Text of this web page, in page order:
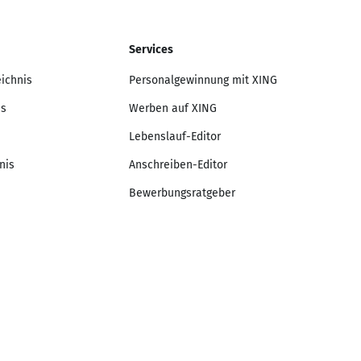
Services
Personalgewinnung mit XING
Werben auf XING
Lebenslauf-Editor
Anschreiben-Editor
Bewerbungsratgeber